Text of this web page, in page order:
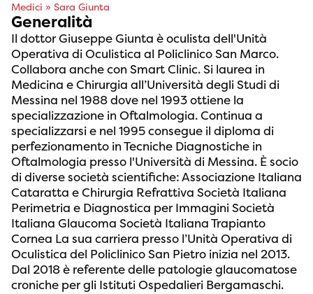
Medici » Sara Giunta
Generalità
Il dottor Giuseppe Giunta è oculista dell'Unità
Operativa di Oculistica al Policlinico San Marco.
Collabora anche con Smart Clinic. Si laurea in
Medicina e Chirurgia all’Università degli Studi di
Messina nel 1988 dove nel 1993 ottiene la
specializzazione in Oftalmologia. Continua a
specializzarsi e nel 1995 consegue il diploma di
perfezionamento in Tecniche Diagnostiche in
Oftalmologia presso l'Università di Messina. È socio
di diverse società scientifiche: Associazione Italiana
Cataratta e Chirurgia Refrattiva Società Italiana
Perimetria e Diagnostica per Immagini Società
Italiana Glaucoma Società Italiana Trapianto
Cornea La sua carriera presso l’Unità Operativa di
Oculistica del Policlinico San Pietro inizia nel 2013.
Dal 2018 è referente delle patologie glaucomatose
croniche per gli Istituti Ospedalieri Bergamaschi.